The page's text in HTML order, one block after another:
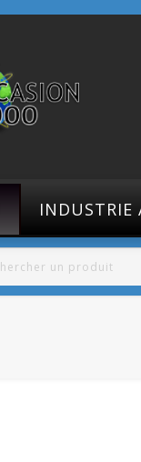
INDUSTRIE